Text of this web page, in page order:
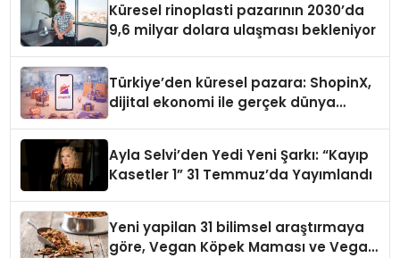
Küresel rinoplasti pazarının 2030’da
9,6 milyar dolara ulaşması bekleniyor
Türkiye’den küresel pazara: ShopinX,
dijital ekonomi ile gerçek dünya
Ayla Selvi’den Yedi Yeni Şarkı: “Kayıp
Kasetler 1” 31 Temmuz’da Yayımlandı
Yeni yapilan 31 bilimsel araştırmaya
göre, Vegan Köpek Maması ve Vegan